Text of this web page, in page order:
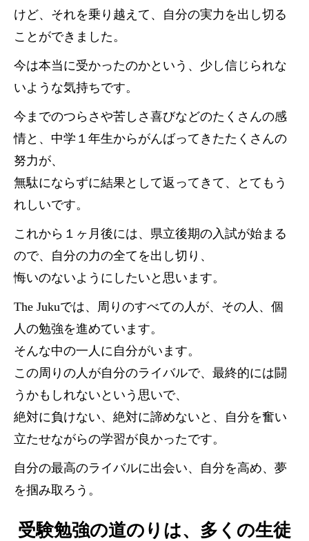
けど、それを乗り越えて、自分の実力を出し切る
ことができました。
今は本当に受かったのかという、少し信じられな
いような気持ちです。
今までのつらさや苦しさ喜びなどのたくさんの感
情と、中学１年生からがんばってきたたくさんの
努力が、
無駄にならずに結果として返ってきて、とてもう
れしいです。
これから１ヶ月後には、県立後期の入試が始まる
ので、自分の力の全てを出し切り、
悔いのないようにしたいと思います。
The Jukuでは、周りのすべての人が、その人、個
人の勉強を進めています。
そんな中の一人に自分がいます。
この周りの人が自分のライバルで、最終的には闘
うかもしれないという思いで、
絶対に負けない、絶対に諦めないと、自分を奮い
立たせながらの学習が良かったです。
自分の最高のライバルに出会い、自分を高め、夢
を掴み取ろう。
受験勉強の道のりは、多くの生徒